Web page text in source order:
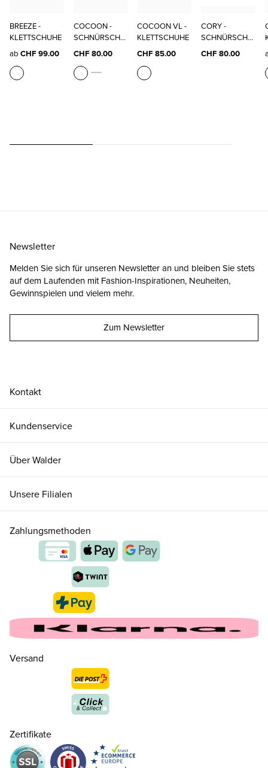
20 CHF 85.00
CHF 85.00
22 CHF 85.00
BREEZE -
KLETTSCHUHE
ab CHF 99.00
COCOON -
SCHNÜRSCHU
HE
CHF 80.00
COCOON VL -
KLETTSCHUHE
CHF 85.00
CORY -
SCHNÜRSCHU
HE
CHF 80.00
Kontakt
Kundenservice
Über Walder
Unsere Filialen
Newsletter
Melden Sie sich für unseren Newsletter an und bleiben Sie stets
auf dem Laufenden mit Fashion-Inspirationen, Neuheiten,
Gewinnspielen und vielem mehr.
Zum Newsletter
Zahlungsmethoden
Versand
Zertifikate